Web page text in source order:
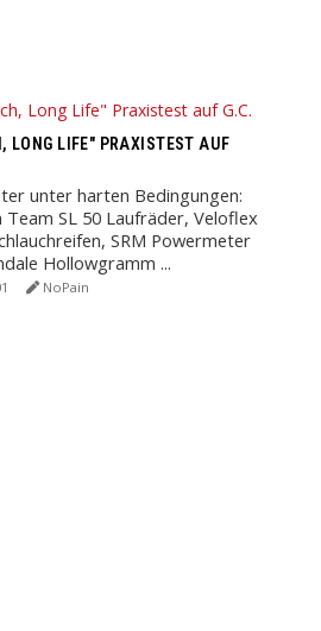
LONG LIFE" PRAXISTEST AUF
unter harten Bedingungen:
SL 50 Laufräder, Veloflex
SRM Powermeter
Hollowgramm ...
NoPain